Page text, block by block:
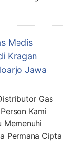
Medis
Kragan
Jawa
Gas
Kami
Memenuhi
Permana Cipta